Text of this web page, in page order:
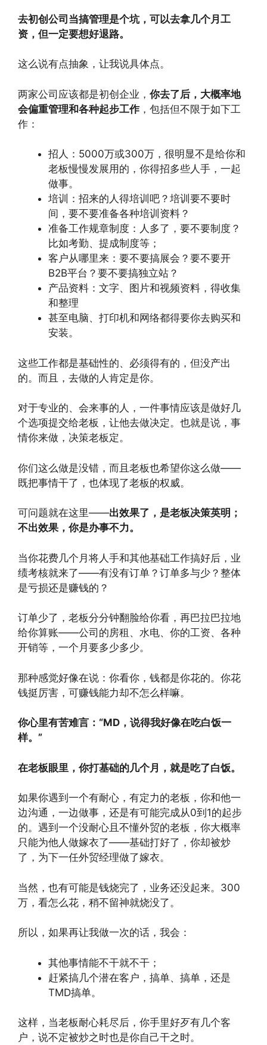
去初创公司当搞管理是个坑，可以去拿几个月工
资，但一定要想好退路。
这么说有点抽象，让我说具体点。
两家公司应该都是初创企业， 你去了后，大概率地
会偏重管理和各种起步工作，包括但不限于如下工
作：
招人：5000万或300万，很明显不是给你和
老板慢慢发展用的，你得招多些人手，一起
做事。
培训：招来的人得培训吧？培训要不要时
间，要不要准备各种培训资料？
准备工作规章制度：人多了，要不要制度？
比如考勤、提成制度等；
客户从哪里来：要不要搞展会？要不要开
B2B平台？要不要搞独立站？
产品资料：文字、图片和视频资料，得收集
和整理
甚至电脑、打印机和网络都得要你去购买和
安装。
这些工作都是基础性的、必须得有的，但没产出
的。而且，去做的人肯定是你。
对于专业的、会来事的人，一件事情应该是做好几
个选项提交给老板，让他去做决定。也就是说，事
情你来做，决策老板定。
你们这么做是没错，而且老板也希望你这么做——
既把事情干了，也体现了老板的权威。
可问题就在这里——出效果了，是老板决策英明；
不出效果，你是办事不力。
当你花费几个月将人手和其他基础工作搞好后，业
绩考核就来了——有没有订单？订单多与少？整体
是亏损还是赚钱的？
订单少了，老板分分钟翻脸给你看，再巴拉巴拉地
给你算账——公司的房租、水电、你的工资、各种
开销等，一个月要多少多少。
那种感觉好像在说：你看你，钱都是你花的。你花
钱挺厉害，可赚钱能力却不怎么样嘛。
你心里有苦难言：“MD，说得我好像在吃白饭一
样。”
在老板眼里，你打基础的几个月，就是吃了白饭。
如果你遇到一个有耐心，有定力的老板，你和他一
边沟通，一边做事，还是有可能完成从0到1的起步
的。遇到一个没耐心且不懂外贸的老板，你大概率
只能为他人做嫁衣了——基础打好了，你却被炒
了，为下一任外贸经理做了嫁衣。
当然，也有可能是钱烧完了，业务还没起来。300
万，看怎么花，稍不留神就烧没了。
所以，如果再让我做一次的话，我会：
其他事情能不干就不干；
赶紧搞几个潜在客户，搞单、搞单，还是
TMD搞单。
这样，当老板耐心耗尽后，你手里好歹有几个客
户，说不定被炒之时也是你自己干之时。